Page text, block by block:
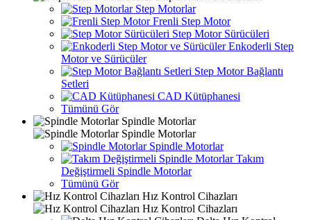
Step Motorlar
Frenli Step Motor
Step Motor Sürücüleri
Enkoderli Step
Motor ve Sürücüler
Step Motor Bağlantı
Setleri
CAD Kütüphanesi
Tümünü Gör
Spindle Motorlar
Spindle Motorlar
Spindle Motorlar
Takım
Değiştirmeli Spindle Motorlar
Tümünü Gör
Hız Kontrol Cihazları
Hız Kontrol Cihazları